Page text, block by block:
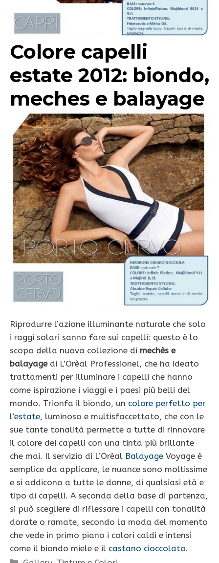
Colore capelli
estate 2012: biondo,
meches e balayage
Riprodurre l’azione illuminante naturale che solo
i raggi solari sanno fare sui capelli: questo è lo
scopo della nuova collezione di mechès e
balayagedi L’Orèal Professionel, che ha ideato
trattamenti per illuminare i capelli che hanno
come ispirazione i viaggi e i paesi più belli del
mondo. Trionfa il biondo, un colore perfetto per
l’estate, luminoso e multisfaccettato, che con le
sue tante tonalità permette a tutte di rinnovare
il colore dei capelli con una tinta più brillante
che mai. Il servizio di L’Orèal Balayage Voyage è
semplice da applicare, le nuance sono moltissime
e si addicono a tutte le donne, di qualsiasi età e
tipo di capelli. A seconda della base di partenza,
si può scegliere di riflessare i capelli con tonalità
dorate o ramate, secondo la moda del momento
che vede in primo piano i colori caldi e intensi
come il biondo miele e il castano cioccolato.
Categorie